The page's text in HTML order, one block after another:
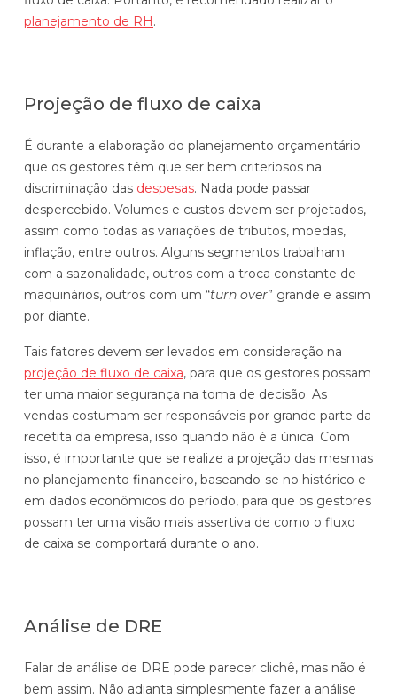
planejamento de RH.
Projeção de fluxo de caixa
É durante a elaboração do planejamento orçamentário
que os gestores têm que ser bem criteriosos na
discriminação das despesas. Nada pode passar
despercebido. Volumes e custos devem ser projetados,
assim como todas as variações de tributos, moedas,
inflação, entre outros. Alguns segmentos trabalham
com a sazonalidade, outros com a troca constante de
maquinários, outros com um “turn over” grande e assim
por diante.
Tais fatores devem ser levados em consideração na
projeção de fluxo de caixa, para que os gestores possam
ter uma maior segurança na toma de decisão. As
vendas costumam ser responsáveis por grande parte da
recetita da empresa, isso quando não é a única. Com
isso, é importante que se realize a projeção das mesmas
no planejamento financeiro, baseando-se no histórico e
em dados econômicos do período, para que os gestores
possam ter uma visão mais assertiva de como o fluxo
de caixa se comportará durante o ano.
Análise de DRE
Falar de análise de DRE pode parecer clichê, mas não é
bem assim. Não adianta simplesmente fazer a análise